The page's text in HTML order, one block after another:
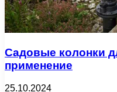
Садовые колонки
применение
25.10.2024